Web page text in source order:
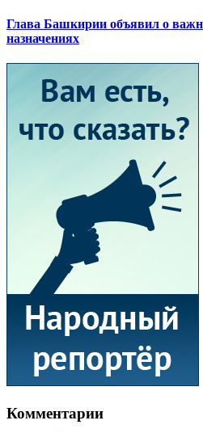
Глава Башкирии объявил о
назначениях
Комментарии